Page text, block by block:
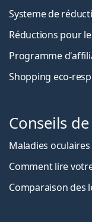
Systeme de
Réductions pour
Programme
Shopping eco-
Conseils
Maladies oculaires
Comment lire
Comparaison des